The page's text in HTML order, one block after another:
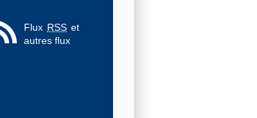
Flux RSS et
autres flux